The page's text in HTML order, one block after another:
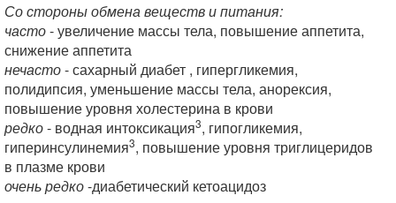
Со стороны обмена веществ и питания:
часто- увеличение массы тела, повышение аппетита,
снижение аппетита
нечасто- сахарный диабет , гипергликемия,
полидипсия, уменьшение массы тела, анорексия,
повышение уровня холестерина в крови
редко- водная интоксикация3, гипогликемия,
гиперинсулинемия3, повышение уровня триглицеридов
в плазме крови
очень редко-диабетический кетоацидоз